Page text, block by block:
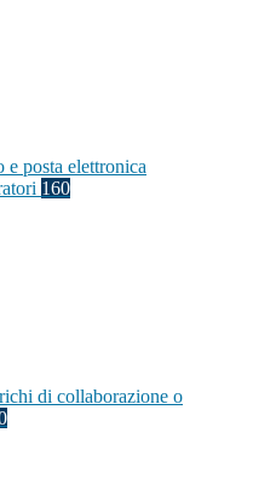
e posta elettronica
160
di collaborazione o